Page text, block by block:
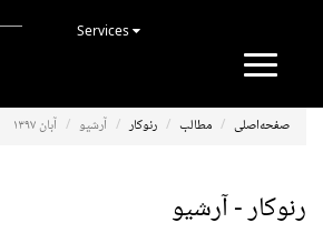
Toggle
صفحه‌اصلی مطالب رنوکار آرشیو آبان ۱۳۹۷
رنوکار - آرشیو